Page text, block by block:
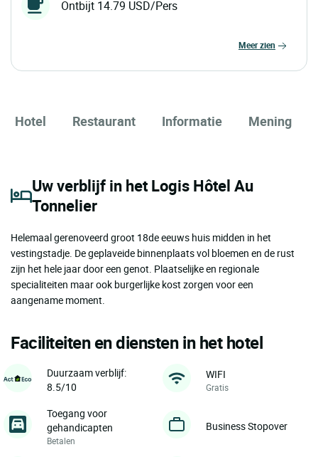
Ontbijt 14.79 USD/Pers
meer zien
Hotel Restaurant Informatie Mening
Uw verblijf in het Logis Hôtel Au
Tonnelier
Helemaal gerenoveerd groot 18de eeuws huis midden in het
vestingstadje. De geplaveide binnenplaats vol bloemen en de rust
zijn het hele jaar door een genot. Plaatselijke en regionale
specialiteiten maar ook burgerlijke kost zorgen voor een
aangename moment.
Faciliteiten en diensten in het hotel
Duurzaam verblijf:
8.5/10
WIFI
Gratis
Toegang voor
gehandicapten
Betalen
Business Stopover